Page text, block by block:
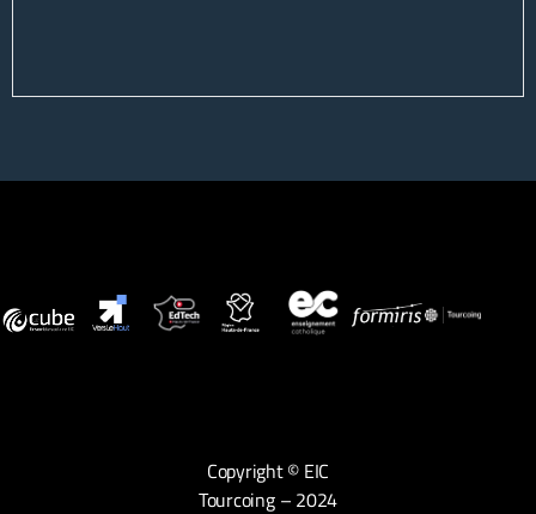
Copyright © EIC
Tourcoing – 2024